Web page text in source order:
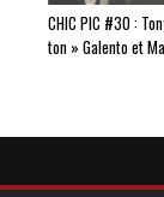
CHIC PIC #30 :
ton » Galento et